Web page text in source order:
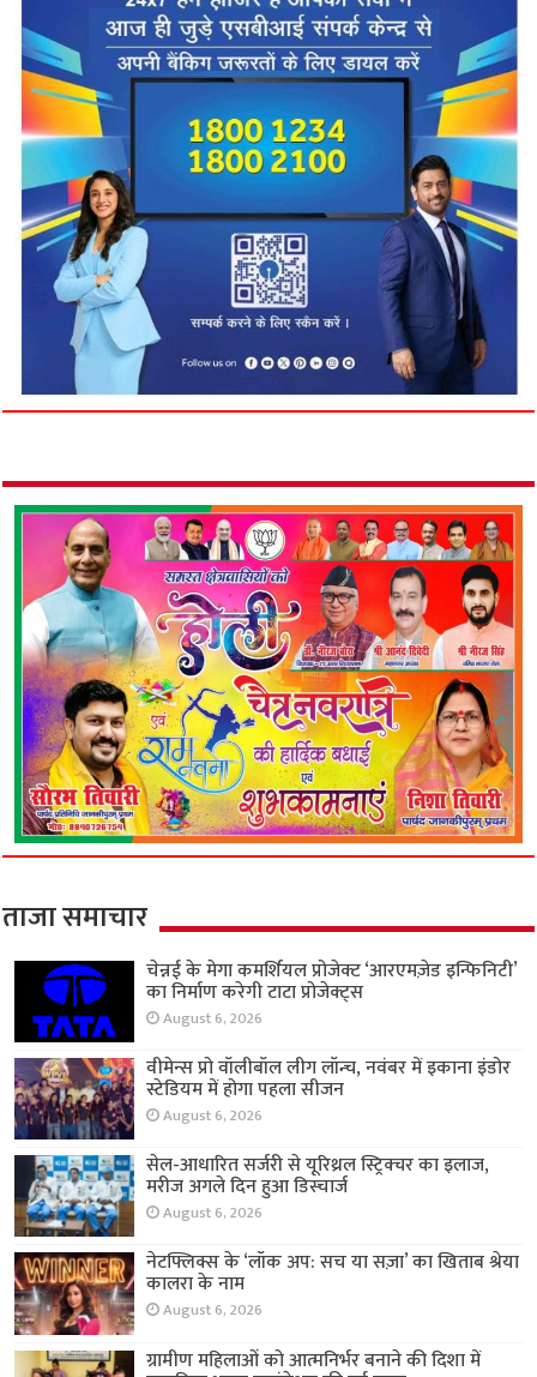
ताजा समाचार
चेन्नई के मेगा कमर्शियल प्रोजेक्ट ‘आरएमज़ेड इन्फिनिटी’
का निर्माण करेगी टाटा प्रोजेक्ट्स
August 6, 2026
वीमेन्स प्रो वॉलीबॉल लीग लॉन्च, नवंबर में इकाना इंडोर
स्टेडियम में होगा पहला सीजन
August 6, 2026
सेल-आधारित सर्जरी से यूरिथ्रल स्ट्रिक्चर का इलाज,
मरीज अगले दिन हुआ डिस्चार्ज
August 6, 2026
नेटफ्लिक्स के ‘लॉक अप: सच या सज़ा’ का खिताब श्रेया
कालरा के नाम
August 6, 2026
ग्रामीण महिलाओं को आत्मनिर्भर बनाने की दिशा में